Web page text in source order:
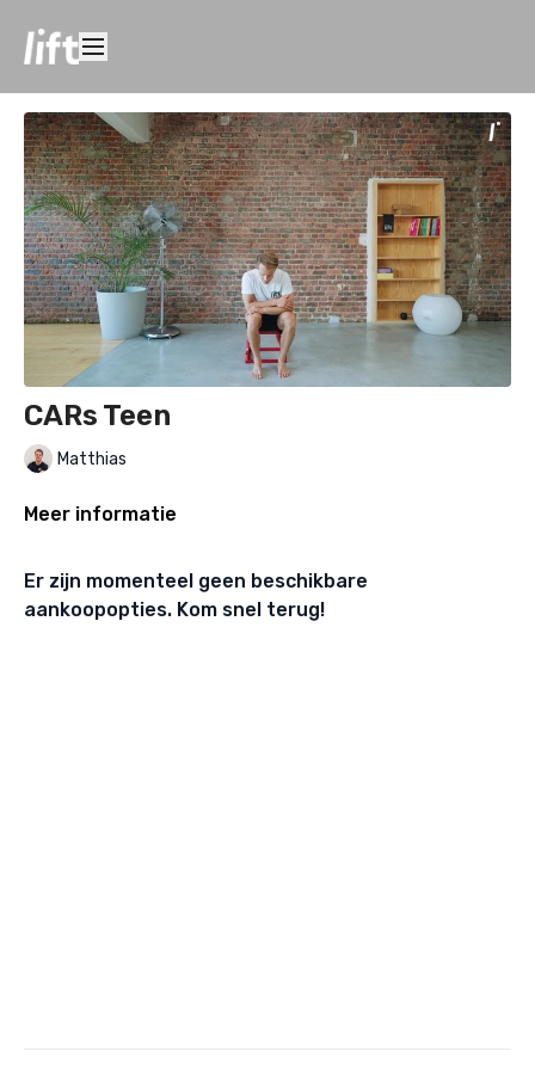
CARs Teen
Matthias
Meer informatie
Er zijn momenteel geen beschikbare
aankoopopties. Kom snel terug!